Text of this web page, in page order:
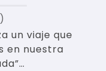
un viaje que
en nuestra